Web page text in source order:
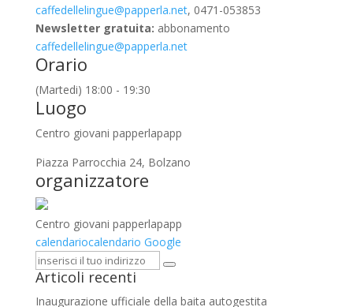
caffedellelingue@papperla.net, 0471-053853
Newsletter gratuita: abbonamento
caffedellelingue@papperla.net
Orario
(Martedi) 18:00 - 19:30
Luogo
Centro giovani papperlapapp
Piazza Parrocchia 24, Bolzano
organizzatore
Centro giovani papperlapapp
calendariocalendario Google
Articoli recenti
Inaugurazione ufficiale della baita autogestita